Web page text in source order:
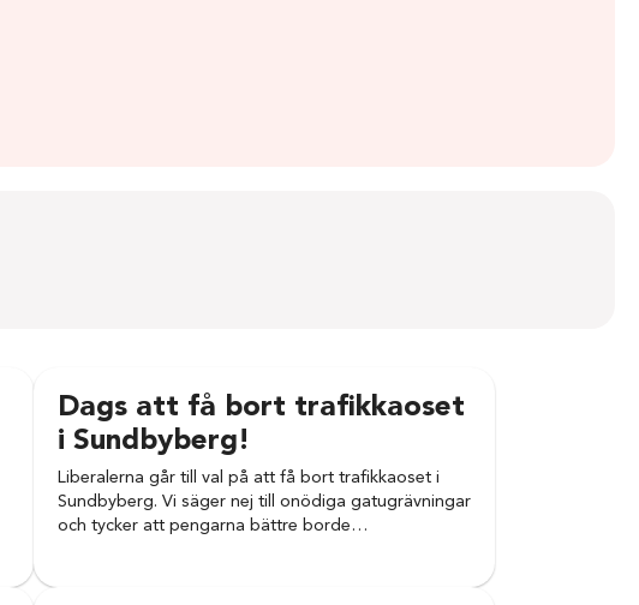
Dags att få bort trafikkaoset
i Sundbyberg!
Liberalerna går till val på att få bort trafikkaoset i
Sundbyberg. Vi säger nej till onödiga gatugrävningar
och tycker att pengarna bättre borde…